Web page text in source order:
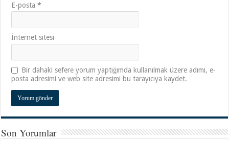
E-posta*
İnternet sitesi
Bir dahaki sefere yorum yaptığımda kullanılmak üzere adımı, e-
posta adresimi ve web site adresimi bu tarayıcıya kaydet.
Son Yorumlar